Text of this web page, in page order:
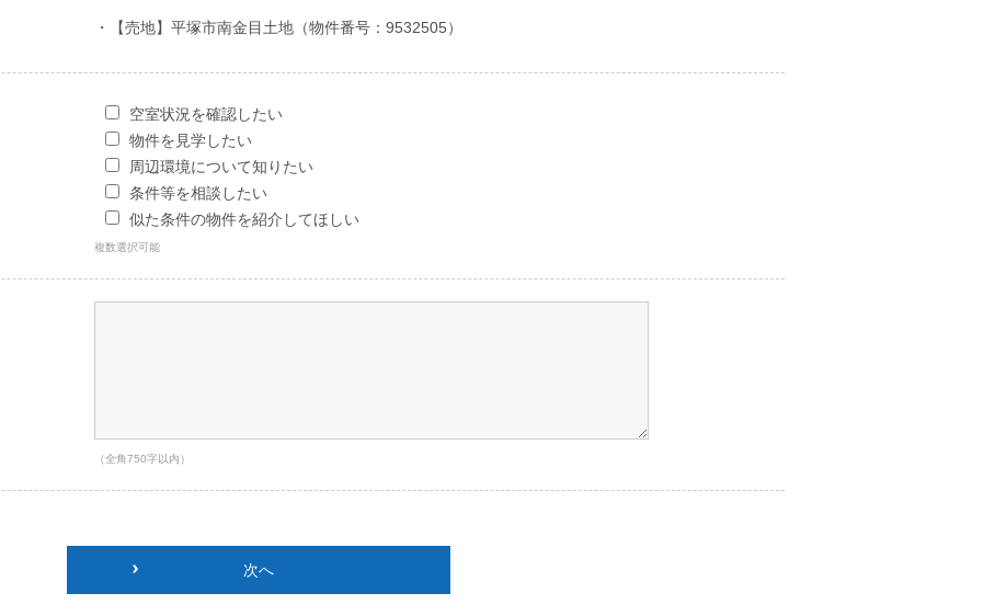
・【売地】平塚市南金目土地（物件番号：9532505）
空室状況を確認したい
物件を見学したい
周辺環境について知りたい
条件等を相談したい
似た条件の物件を紹介してほしい
複数選択可能
（全角750字以内）
次へ